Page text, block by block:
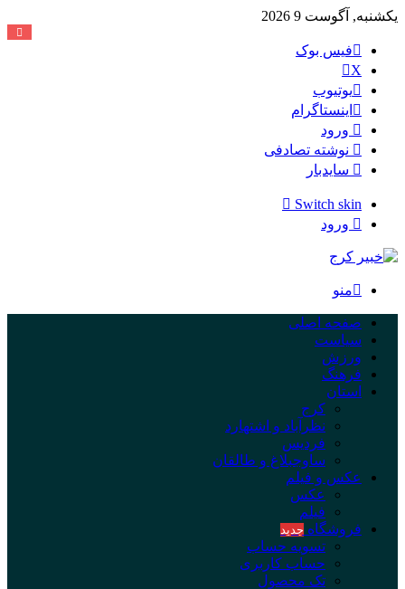
یکشنبه, آگوست 9 2026
فیس بوک
X
یوتیوب
اینستاگرام
ورود
نوشته تصادفی
سایدبار
Switch skin
ورود
منو
صفحه اصلی
سیاست
ورزش
فرهنگ
استان
کرج
نظرآباد و اشتهارد
فردیس
ساوجبلاغ و طالقان
عکس و فیلم
عکس
فیلم
فروشگاه جدید
تسویه حساب
حساب کاربری
تک محصول